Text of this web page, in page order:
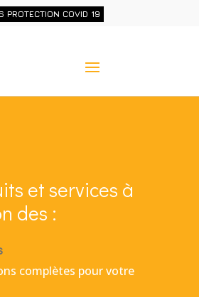
PROTECTION COVID 19
et services à
des :
complètes pour votre